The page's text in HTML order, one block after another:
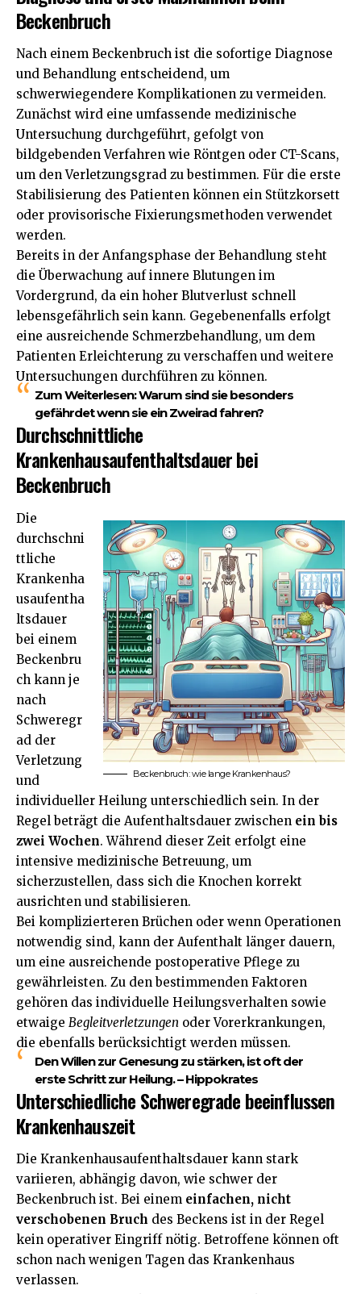
Beckenbruch
Nach einem Beckenbruch ist die sofortige Diagnose
und Behandlung entscheidend, um
schwerwiegendere Komplikationen zu vermeiden.
Zunächst wird eine umfassende medizinische
Untersuchung durchgeführt, gefolgt von
bildgebenden Verfahren wie Röntgen oder CT-Scans,
um den Verletzungsgrad zu bestimmen. Für die erste
Stabilisierung des Patienten können ein Stützkorsett
oder provisorische Fixierungsmethoden verwendet
werden.
Bereits in der Anfangsphase der Behandlung steht
die Überwachung auf innere Blutungen im
Vordergrund, da ein hoher Blutverlust schnell
lebensgefährlich sein kann. Gegebenenfalls erfolgt
eine ausreichende Schmerzbehandlung, um dem
Patienten Erleichterung zu verschaffen und weitere
Untersuchungen durchführen zu können.
Zum Weiterlesen:Warum sind sie besonders
gefährdet wenn sie ein Zweirad fahren?
Durchschnittliche
Krankenhausaufenthaltsdauer bei
Beckenbruch
Beckenbruch: wie lange Krankenhaus?
Die
durchschni
ttliche
Krankenha
usaufentha
ltsdauer
bei einem
Beckenbru
ch kann je
nach
Schweregr
ad der
Verletzung
und
individueller Heilung unterschiedlich sein. In der
Regel beträgt die Aufenthaltsdauer zwischen ein bis
zwei Wochen. Während dieser Zeit erfolgt eine
intensive medizinische Betreuung, um
sicherzustellen, dass sich die Knochen korrekt
ausrichten und stabilisieren.
Bei komplizierteren Brüchen oder wenn Operationen
notwendig sind, kann der Aufenthalt länger dauern,
um eine ausreichende postoperative Pflege zu
gewährleisten. Zu den bestimmenden Faktoren
gehören das individuelle Heilungsverhalten sowie
etwaige Begleitverletzungen oder Vorerkrankungen,
die ebenfalls berücksichtigt werden müssen.
Den Willen zur Genesung zu stärken, ist oft der
erste Schritt zur Heilung. – Hippokrates
Unterschiedliche Schweregrade beeinflussen
Krankenhauszeit
Die Krankenhausaufenthaltsdauer kann stark
variieren, abhängig davon, wie schwer der
Beckenbruch ist. Bei einem einfachen, nicht
verschobenen Bruch des Beckens ist in der Regel
kein operativer Eingriff nötig. Betroffene können oft
schon nach wenigen Tagen das Krankenhaus
verlassen.